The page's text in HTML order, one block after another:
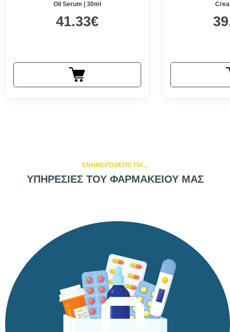
Oil Serum | 30ml
41.33€
ΕΝΗΜΕΡΩΘΕΙΤΕ ΓΙΑ...
ΥΠΗΡΕΣΙΕΣ ΤΟΥ ΦΑΡΜΑΚΕΙΟΥ ΜΑΣ